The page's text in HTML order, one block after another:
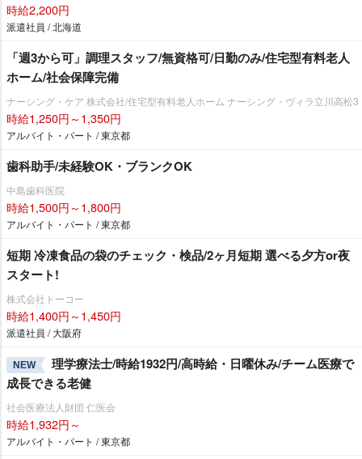
時給2,200円
派遣社員 / 北海道
「週3から可」調理スタッフ/無資格可/日勤のみ/住宅型有料老人
ホーム/社会保障完備
ナーシング・ケア 株式会社/住宅型有料老人ホーム ナーシング・ヴィラ立川高松3
時給1,250円～1,350円
アルバイト・パート / 東京都
歯科助手/未経験OK・ブランクOK
中島歯科医院
時給1,500円～1,800円
アルバイト・パート / 東京都
短期 冷凍食品の袋のチェック・検品/2ヶ月短期 選べる夕方or夜
スタート!
株式会社トーコー
時給1,400円～1,450円
派遣社員 / 大阪府
NEW
理学療法士/時給1932円/高時給・日曜休み/チーム医療で
成長できる老健
社会医療法人財団 仁医会
時給1,932円～
アルバイト・パート / 東京都